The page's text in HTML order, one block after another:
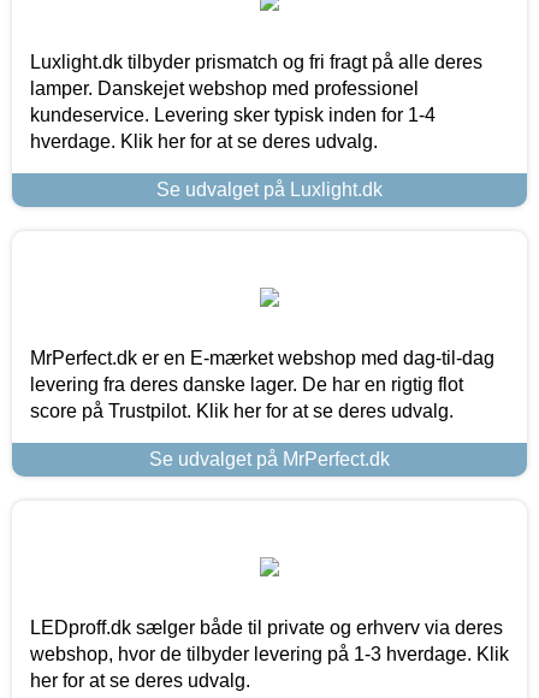
Luxlight.dk tilbyder prismatch og fri fragt på alle deres
lamper. Danskejet webshop med professionel
kundeservice. Levering sker typisk inden for 1-4
hverdage. Klik her for at se deres udvalg.
Se udvalget på Luxlight.dk
MrPerfect.dk er en E-mærket webshop med dag-til-dag
levering fra deres danske lager. De har en rigtig flot
score på Trustpilot. Klik her for at se deres udvalg.
Se udvalget på MrPerfect.dk
LEDproff.dk sælger både til private og erhverv via deres
webshop, hvor de tilbyder levering på 1-3 hverdage. Klik
her for at se deres udvalg.